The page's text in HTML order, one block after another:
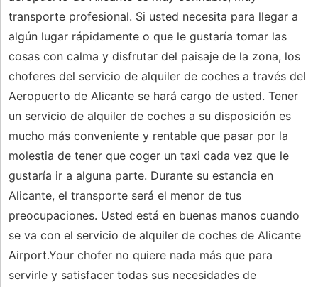
transporte profesional. Si usted necesita para llegar a
algún lugar rápidamente o que le gustaría tomar las
cosas con calma y disfrutar del paisaje de la zona, los
choferes del servicio de alquiler de coches a través del
Aeropuerto de Alicante se hará cargo de usted. Tener
un servicio de alquiler de coches a su disposición es
mucho más conveniente y rentable que pasar por la
molestia de tener que coger un taxi cada vez que le
gustaría ir a alguna parte. Durante su estancia en
Alicante, el transporte será el menor de tus
preocupaciones. Usted está en buenas manos cuando
se va con el servicio de alquiler de coches de Alicante
Airport.Your chofer no quiere nada más que para
servirle y satisfacer todas sus necesidades de